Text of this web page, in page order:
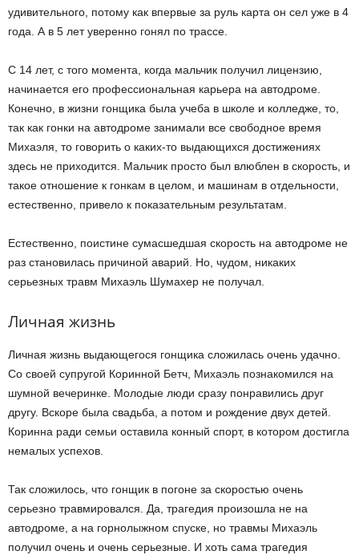
удивительного, потому как впервые за руль карта он сел уже в 4
года. А в 5 лет уверенно гонял по трассе.
С 14 лет, с того момента, когда мальчик получил лицензию,
начинается его профессиональная карьера на автодроме.
Конечно, в жизни гонщика была учеба в школе и колледже, то,
так как гонки на автодроме занимали все свободное время
Михаэля, то говорить о каких-то выдающихся достижениях
здесь не приходится. Мальчик просто был влюблен в скорость, и
такое отношение к гонкам в целом, и машинам в отдельности,
естественно, привело к показательным результатам.
Естественно, поистине сумасшедшая скорость на автодроме не
раз становилась причиной аварий. Но, чудом, никаких
серьезных травм Михаэль Шумахер не получал.
Личная жизнь
Личная жизнь выдающегося гонщика сложилась очень удачно.
Со своей супругой Коринной Бетч, Михаэль познакомился на
шумной вечеринке. Молодые люди сразу понравились друг
другу. Вскоре была свадьба, а потом и рождение двух детей.
Коринна ради семьи оставила конный спорт, в котором достигла
немалых успехов.
Так сложилось, что гонщик в погоне за скоростью очень
серьезно травмировался. Да, трагедия произошла не на
автодроме, а на горнолыжном спуске, но травмы Михаэль
получил очень и очень серьезные. И хоть сама трагедия